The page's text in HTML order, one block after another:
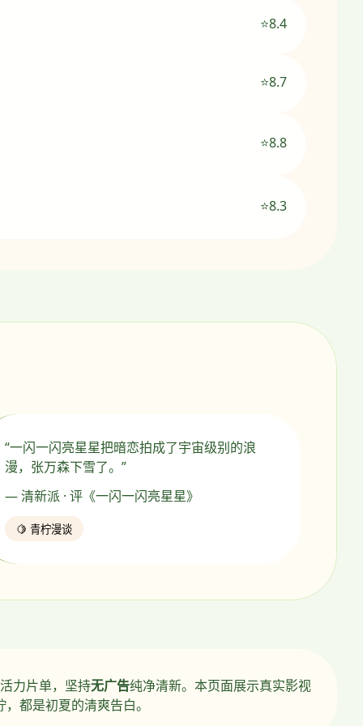
⭐8.4
⭐8.7
⭐8.8
⭐8.3
“一闪一闪亮星星把暗恋拍成了宇宙级别的浪
漫，张万森下雪了。”
— 清新派 · 评《一闪一闪亮星星》
🍋 青柠漫谈
活力片单，坚持无广告纯净清新。本页面展示真实影视
都是初夏的清爽告白。